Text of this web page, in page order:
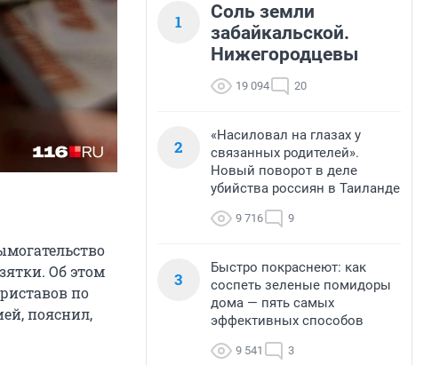
Об этом
по
пояснил,
1
Соль земли
забайкальской.
Нижегородцевы
19 094 20
2
«Насиловал на глазах у
связанных родителей».
Новый поворот в деле
убийства россиян в Таиланде
9 716 9
3
Быстро покраснеют: как
соспеть зеленые помидоры
дома — пять самых
эффективных способов
9 541 3